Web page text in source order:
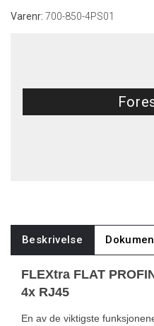
Varenr: 700-850-4PS01
Beskrivelse
FLEXtra FLAT
4x RJ45
En av de viktigste